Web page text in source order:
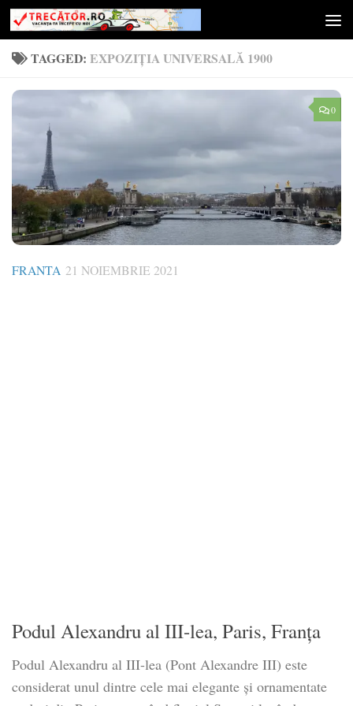
Skip to content
TAGGED: EXPOZIȚIA UNIVERSALĂ 1900
0
FRANTA 21 NOIEMBRIE 2021
Podul Alexandru al III-lea, Paris, Franța
Podul Alexandru al III-lea (Pont Alexandre III) este
considerat unul dintre cele mai elegante și ornamentate